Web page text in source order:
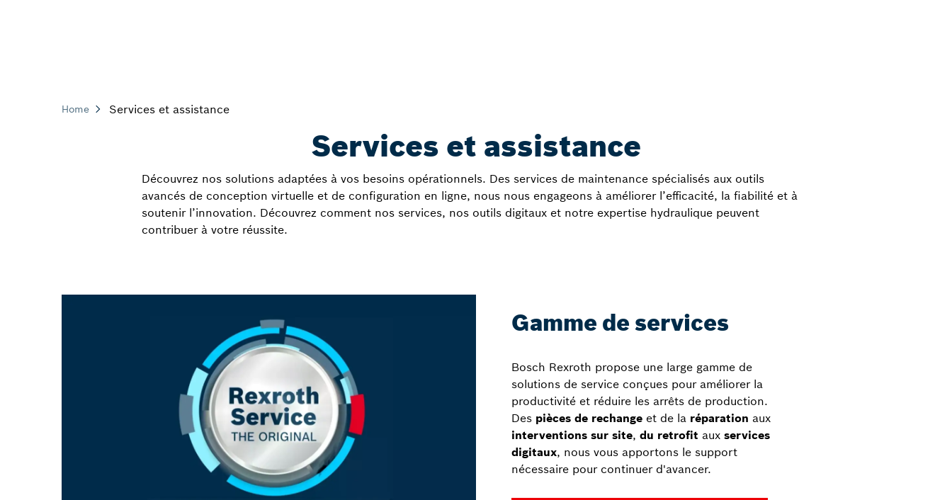
Home Services et assistance
Services et assistance
Découvrez nos solutions adaptées à vos besoins opérationnels. Des services de maintenance spécialisés aux outils
avancés de conception virtuelle et de configuration en ligne, nous nous engageons à améliorer l’efficacité, la fiabilité et à
soutenir l’innovation. Découvrez comment nos services, nos outils digitaux et notre expertise hydraulique peuvent
contribuer à votre réussite.
Gamme de services
Bosch Rexroth propose une large gamme de
solutions de service conçues pour améliorer la
productivité et réduire les arrêts de production.
Des pièces de rechange et de la réparation aux
interventions sur site, du retrofit aux services
digitaux, nous vous apportons le support
nécessaire pour continuer d'avancer.